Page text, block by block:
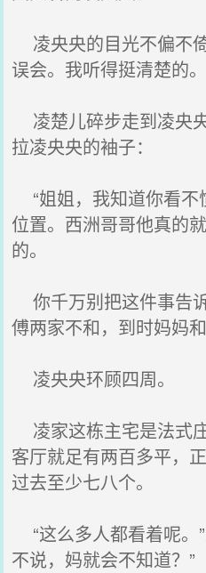
凌央央的目光不偏不
误会。我听得挺清楚的
凌楚儿碎步走到凌央
拉凌央央的袖子：
“姐姐，我知道你看不
位置。西洲哥哥他真的
的。
你千万别把这件事告
傅两家不和，到时妈妈
凌央央环顾四周。
凌家这栋主宅是法式
客厅就足有两百多平，
过去至少七八个。
“这么多人都看着呢。
不说，妈就会不知道？”